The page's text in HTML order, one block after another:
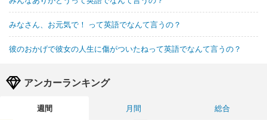
みなさん、お元気で！ って英語でなんて言うの？
彼のおかげで彼女の人生に傷がついたねって英語でなんて言うの？
アンカーランキング
週間 月間
総合